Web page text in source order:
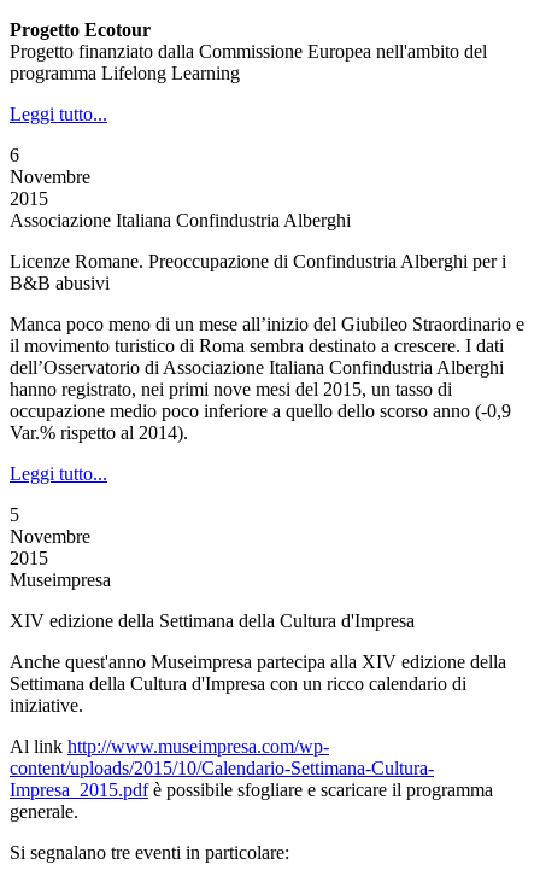
Progetto Ecotour
Progetto finanziato dalla Commissione Europea nell'ambito del
programma Lifelong Learning
Leggi tutto...
6
Novembre
2015
Associazione Italiana Confindustria Alberghi
Licenze Romane. Preoccupazione di Confindustria Alberghi per i
B&B abusivi
Manca poco meno di un mese all’inizio del Giubileo Straordinario e
il movimento turistico di Roma sembra destinato a crescere. I dati
dell’Osservatorio di Associazione Italiana Confindustria Alberghi
hanno registrato, nei primi nove mesi del 2015, un tasso di
occupazione medio poco inferiore a quello dello scorso anno (-0,9
Var.% rispetto al 2014).
Leggi tutto...
5
Novembre
2015
Museimpresa
XIV edizione della Settimana della Cultura d'Impresa
Anche quest'anno Museimpresa partecipa alla XIV edizione della
Settimana della Cultura d'Impresa con un ricco calendario di
iniziative.
Al link http://www.museimpresa.com/wp-
content/uploads/2015/10/Calendario-Settimana-Cultura-
Impresa_2015.pdfè possibile sfogliare e scaricare il programma
generale.
Si segnalano tre eventi in particolare: